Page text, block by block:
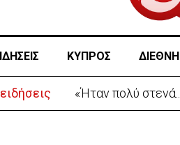
ΚΥΠΡΟΣ ΔΙΕΘΝΗ
«Ήταν πολύ